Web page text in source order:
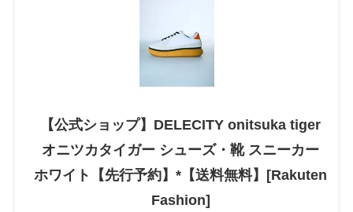
【公式ショップ】DELECITY onitsuka tiger
オニツカタイガー シューズ・靴 スニーカー
ホワイト【先行予約】*【送料無料】[Rakuten
Fashion]